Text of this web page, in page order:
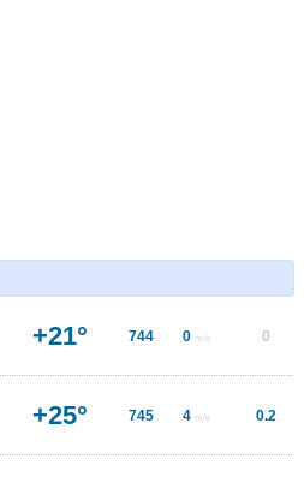
+21° 744 0 m/s 0
+25° 745 4 m/s 0.2